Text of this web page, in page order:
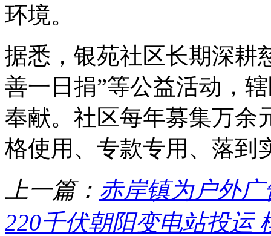
环境。
据悉，银苑社区长期深耕
善一日捐”等公益活动，
奉献。社区每年募集万余
格使用、专款专用、落到
上一篇： 赤岸镇为户外
220千伏朝阳变电站投运